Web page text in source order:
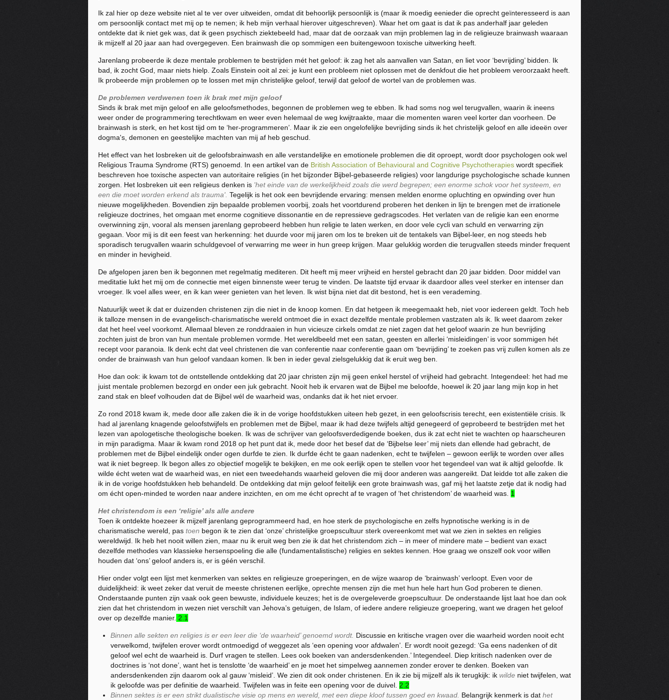
Ik zal hier op deze website niet al te ver over uitweiden, omdat dit behoorlijk persoonlijk is (maar ik moedig eenieder die oprecht geïnteresseerd is aan
om persoonlijk contact met mij op te nemen; ik heb mijn verhaal hierover uitgeschreven). Waar het om gaat is dat ik pas anderhalf jaar geleden
ontdekte dat ik niet gek was, dat ik geen psychisch ziektebeeld had, maar dat de oorzaak van mijn problemen lag in de religieuze brainwash waaraan
ik mijzelf al 20 jaar aan had overgegeven. Een brainwash die op sommigen een buitengewoon toxische uitwerking heeft.
Jarenlang probeerde ik deze mentale problemen te bestrijden mét het geloof: ik zag het als aanvallen van Satan, en liet voor ‘bevrijding’ bidden. Ik
bad, ik zocht God, maar niets hielp. Zoals Einstein ooit al zei: je kunt een probleem niet oplossen met de denkfout die het probleem veroorzaakt heeft.
Ik probeerde mijn problemen op te lossen met mijn christelijke geloof, terwijl dat geloof de wortel van de problemen was.
De problemen verdwenen toen ik brak met mijn geloof
Sinds ik brak met mijn geloof en alle geloofsmethodes, begonnen de problemen weg te ebben. Ik had soms nog wel terugvallen, waarin ik ineens
weer onder de programmering terechtkwam en weer even helemaal de weg kwijtraakte, maar die momenten waren veel korter dan voorheen. De
brainwash is sterk, en het kost tijd om te ‘her-programmeren’. Maar ik zie een ongelofelijke bevrijding sinds ik het christelijk geloof en alle ideeën over
dogma's, demonen en geestelijke machten van mij af heb geschud.
Het effect van het losbreken uit de geloofsbrainwash en alle verstandelijke en emotionele problemen die dit oproept, wordt door psychologen ook wel
Religious Trauma Syndrome (RTS) genoemd. In een artikel van de British Association of Behavioural and Cognitive Psychotherapies wordt specifiek
beschreven hoe toxische aspecten van autoritaire religies (in het bijzonder Bijbel-gebaseerde religies) voor langdurige psychologische schade kunnen
zorgen. Het losbreken uit een religieus denken is 'het einde van de werkelijkheid zoals die werd begrepen; een enorme schok voor het systeem, en
een die moet worden erkend als trauma'. Tegelijk is het ook een bevrijdende ervaring: mensen melden enorme opluchting en opwinding over hun
nieuwe mogelijkheden. Bovendien zijn bepaalde problemen voorbij, zoals het voortdurend proberen het denken in lijn te brengen met de irrationele
religieuze doctrines, het omgaan met enorme cognitieve dissonantie en de repressieve gedragscodes. Het verlaten van de religie kan een enorme
overwinning zijn, vooral als mensen jarenlang geprobeerd hebben hun religie te laten werken, en door vele cycli van schuld en verwarring zijn
gegaan. Voor mij is dit een feest van herkenning: het duurde voor mij jaren om los te breken uit de tentakels van Bijbel-leer, en nog steeds heb
sporadisch terugvallen waarin schuldgevoel of verwarring me weer in hun greep krijgen. Maar gelukkig worden die terugvallen steeds minder frequent
en minder in hevigheid.
De afgelopen jaren ben ik begonnen met regelmatig mediteren. Dit heeft mij meer vrijheid en herstel gebracht dan 20 jaar bidden. Door middel van
meditatie lukt het mij om de connectie met eigen binnenste weer terug te vinden. De laatste tijd ervaar ik daardoor alles veel sterker en intenser dan
vroeger. Ik voel alles weer, en ik kan weer genieten van het leven. Ik wist bijna niet dat dit bestond, het is een verademing.
Natuurlijk weet ik dat er duizenden christenen zijn die niet in de knoop komen. En dat hetgeen ik meegemaakt heb, niet voor iedereen geldt. Toch heb
ik talloze mensen in de evangelisch-charismatische wereld ontmoet die in exact dezelfde mentale problemen vastzaten als ik. Ik weet daarom zeker
dat het heel veel voorkomt. Allemaal bleven ze ronddraaien in hun vicieuze cirkels omdat ze niet zagen dat het geloof waarin ze hun bevrijding
zochten juist de bron van hun mentale problemen vormde. Het wereldbeeld met een satan, geesten en allerlei ‘misleidingen’ is voor sommigen hét
recept voor paranoia. Ik denk echt dat veel christenen die van conferentie naar conferentie gaan om ‘bevrijding’ te zoeken pas vrij zullen komen als ze
onder de brainwash van hun geloof vandaan komen. Ik ben in ieder geval zielsgelukkig dat ik eruit weg ben.
Hoe dan ook: ik kwam tot de ontstellende ontdekking dat 20 jaar christen zijn mij geen enkel herstel of vrijheid had gebracht. Integendeel: het had me
juist mentale problemen bezorgd en onder een juk gebracht. Nooit heb ik ervaren wat de Bijbel me beloofde, hoewel ik 20 jaar lang mijn kop in het
zand stak en bleef volhouden dat de Bijbel wél de waarheid was, ondanks dat ik het niet ervoer.
Zo rond 2018 kwam ik, mede door alle zaken die ik in de vorige hoofdstukken uiteen heb gezet, in een geloofscrisis terecht, een existentiële crisis. Ik
had al jarenlang knagende geloofstwijfels en problemen met de Bijbel, maar ik had deze twijfels altijd genegeerd of geprobeerd te bestrijden met het
lezen van apologetische theologische boeken. Ik was de schrijver van geloofsverdedigende boeken, dus ik zat echt niet te wachten op haarscheuren
in mijn paradigma. Maar ik kwam rond 2018 op het punt dat ik, mede door het besef dat de ‘Bijbelse leer’ mij niets dan ellende had gebracht, de
problemen met de Bijbel eindelijk onder ogen durfde te zien. Ik durfde écht te gaan nadenken, echt te twijfelen – gewoon eerlijk te worden over alles
wat ik niet begreep. Ik begon alles zo objectief mogelijk te bekijken, en me ook eerlijk open te stellen voor het tegendeel van wat ik altijd geloofde. Ik
wilde écht weten wat de waarheid was, en niet een tweedehands waarheid geloven die mij door anderen was aangereikt. Dat leidde tot alle zaken die
ik in de vorige hoofdstukken heb behandeld. De ontdekking dat mijn geloof feitelijk een grote brainwash was, gaf mij het laatste zetje dat ik nodig had
om écht open-minded te worden naar andere inzichten, en om me écht oprecht af te vragen of ‘het christendom’ de waarheid was. 1
Het christendom is een ‘religie’ als alle andere
Toen ik ontdekte hoezeer ik mijzelf jarenlang geprogrammeerd had, en hoe sterk de psychologische en zelfs hypnotische werking is in de
charismatische wereld, pas toen begon ik te zien dat ‘onze’ christelijke groepscultuur sterk overeenkomt met wat we zien in sektes en religies
wereldwijd. Ik heb het nooit willen zien, maar nu ik eruit weg ben zie ik dat het christendom zich – in meer of mindere mate – bedient van exact
dezelfde methodes van klassieke hersenspoeling die alle (fundamentalistische) religies en sektes kennen. Hoe graag we onszelf ook voor willen
houden dat ‘ons’ geloof anders is, er is géén verschil.
Hier onder volgt een lijst met kenmerken van sektes en religieuze groeperingen, en de wijze waarop de ‘brainwash’ verloopt. Even voor de
duidelijkheid: ik weet zeker dat veruit de meeste christenen eerlijke, oprechte mensen zijn die met hun hele hart hun God proberen te dienen.
Onderstaande punten zijn vaak ook geen bewuste, individuele keuzes; het is de overgeleverde groepscultuur. De onderstaande lijst laat hoe dan ook
zien dat het christendom in wezen niet verschilt van Jehova’s getuigen, de Islam, of iedere andere religieuze groepering, want we dragen het geloof
over op dezelfde manier. 2.1
Binnen alle sekten en religies is er een leer die ‘de waarheid’ genoemd wordt. Discussie en kritische vragen over die waarheid worden nooit echt
verwelkomd, twijfelen erover wordt ontmoedigd of weggezet als ‘een opening voor afdwalen’. Er wordt nooit gezegd: ‘Ga eens nadenken of dit
geloof wel echt de waarheid is. Durf vragen te stellen. Lees ook boeken van andersdenkenden.’ Integendeel. Diep kritisch nadenken over de
doctrines is ‘not done’, want het is tenslotte ‘de waarheid’ en je moet het simpelweg aannemen zonder erover te denken. Boeken van
andersdenkenden zijn daarom ook al gauw ‘misleid’. We zien dit ook onder christenen. En ik zie bij mijzelf als ik terugkijk: ik wilde niet twijfelen, wat
ik geloofde was per definitie de waarheid. Twijfelen was in feite een opening voor de duivel. 2.2
Binnen sektes is er een strikt dualistische visie op mens en wereld, met een diepe kloof tussen goed en kwaad. Belangrijk kenmerk is dat het